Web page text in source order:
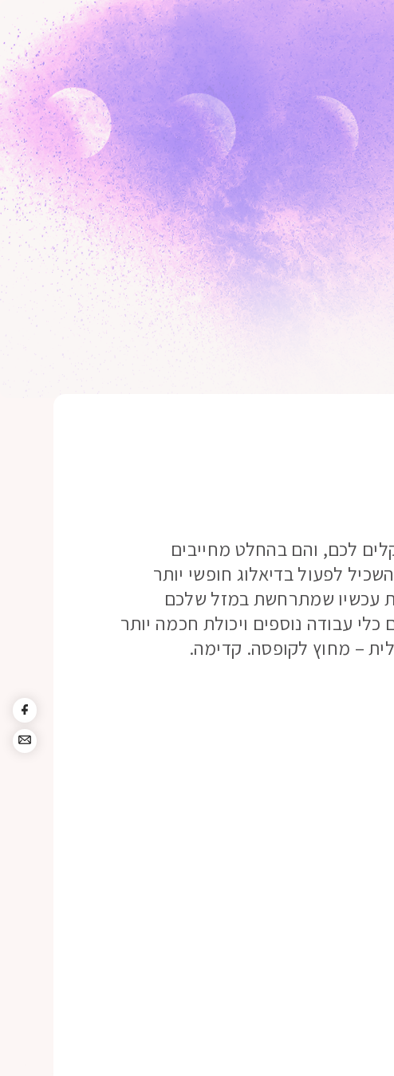
לכם, והם בהחלט מחייבים
לפעול בדיאלוג חופשי יותר
עכשיו שמתרחשת במזל שלכם
עבודה נוספים ויכולת חכמה יותר
– מחוץ לקופסה. קדימה.